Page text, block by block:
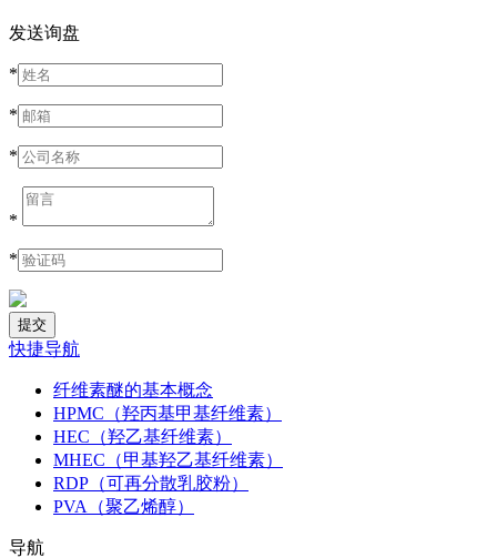
发送询盘
*
*
*
*
*
快捷导航
纤维素醚的基本概念
HPMC（羟丙基甲基纤维素）
HEC（羟乙基纤维素）
MHEC（甲基羟乙基纤维素）
RDP（可再分散乳胶粉）
PVA（聚乙烯醇）
导航